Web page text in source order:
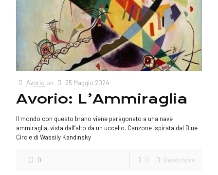
Avorio on 25 Maggio 2024
Avorio: L’Ammiraglia
Il mondo con questo brano viene paragonato a una nave
ammiraglia, vista dall’alto da un uccello. Canzone ispirata dal Blue
Circle di Wassily Kandinsky
0 0 Read more